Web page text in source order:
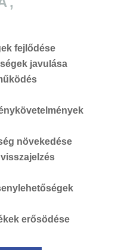
fejlődése
javulása
növekedése
erősödése